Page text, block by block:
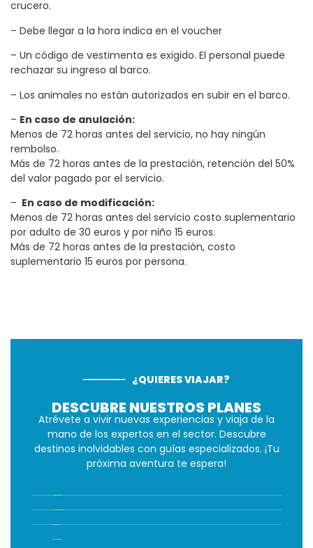
crucero.
– Debe llegar a la hora indica en el voucher
– Un código de vestimenta es exigido. El personal puede
rechazar su ingreso al barco.
– Los animales no están autorizados en subir en el barco.
– En caso de anulación:
Menos de 72 horas antes del servicio, no hay ningún
rembolso.
Más de 72 horas antes de la prestación, retención del 50%
del valor pagado por el servicio.
– En caso de modificación:
Menos de 72 horas antes del servicio costo suplementario
por adulto de 30 euros y por niño 15 euros.
Más de 72 horas antes de la prestación, costo
suplementario 15 euros por persona.
¿QUIERES VIAJAR?
DESCUBRE NUESTROS PLANES
Atrévete a vivir nuevas experiencias y viaja de la
mano de los expertos en el sector. Descubre
destinos inolvidables con guías especializados. ¡Tu
próxima aventura te espera!